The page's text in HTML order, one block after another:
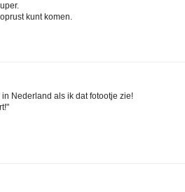
kunt komen.
Nederland als ik dat fotootje zie!